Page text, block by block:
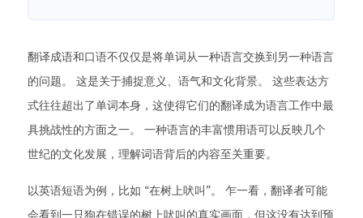
翻译成语和口语不仅仅是将单词从一种语言交换到另一种语言
的问题。 这是关于捕捉意义、语气和文化背景。 这些表达方
式往往超出了单词本身，这使得它们的翻译成为语言工作中最
具挑战性的方面之一。 一种语言的丰富惯用语可以反映几个
世纪的文化发展，理解词语背后的内容至关重要。
以英语短语为例，比如 “在树上吠叫”。 乍一看，翻译者可能
会看到一只狗在错误的树上吠叫的真实画面，但这没有达到预